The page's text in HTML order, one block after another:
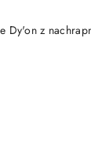
Dy'on z